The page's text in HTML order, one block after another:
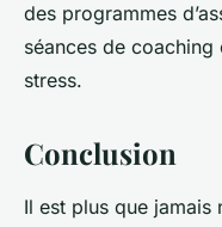
des programmes
séances de
stress.
Conclusion
Il est plus que jamais